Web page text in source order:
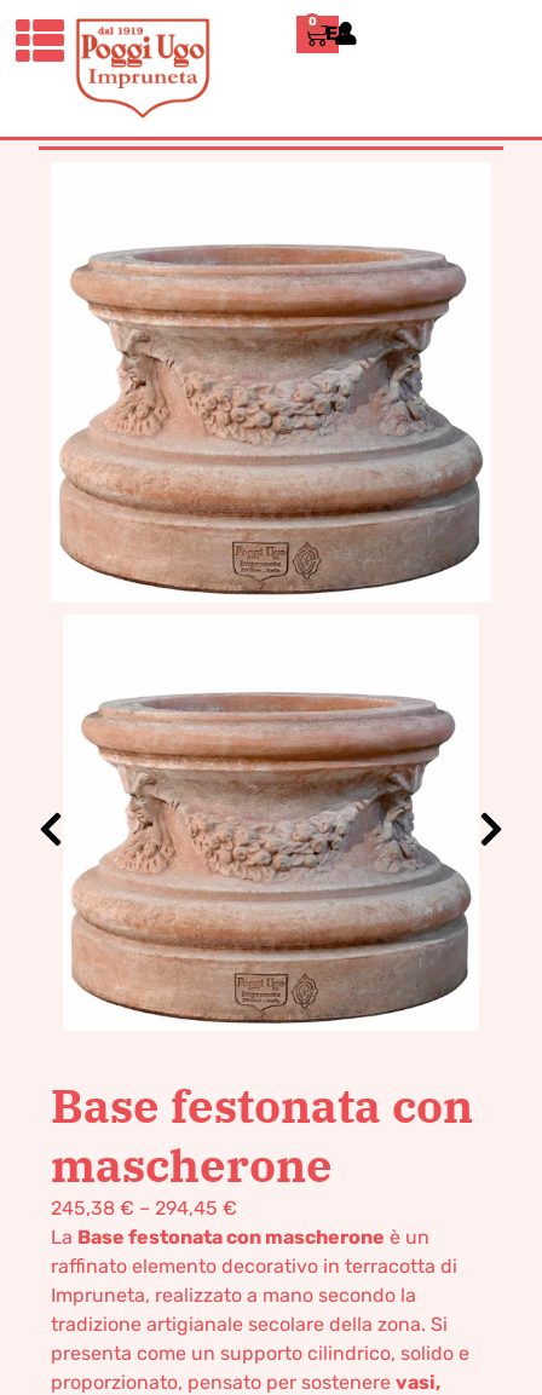
0 ENGLISH
HOME/CLASSICI
VASI, CIOTOLE E
ACCESSORI/ BASE FESTONATA CON
MASCHERONE
Base festonata con
mascherone
245,38 € – 294,45 €
La Base festonata con mascherone è un
raffinato elemento decorativo in terracotta di
Impruneta, realizzato a mano secondo la
tradizione artigianale secolare della zona. Si
presenta come un supporto cilindrico, solido e
proporzionato, pensato per sostenere vasi,